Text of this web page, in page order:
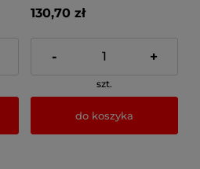
130,70 zł
- +
szt.
do koszyka